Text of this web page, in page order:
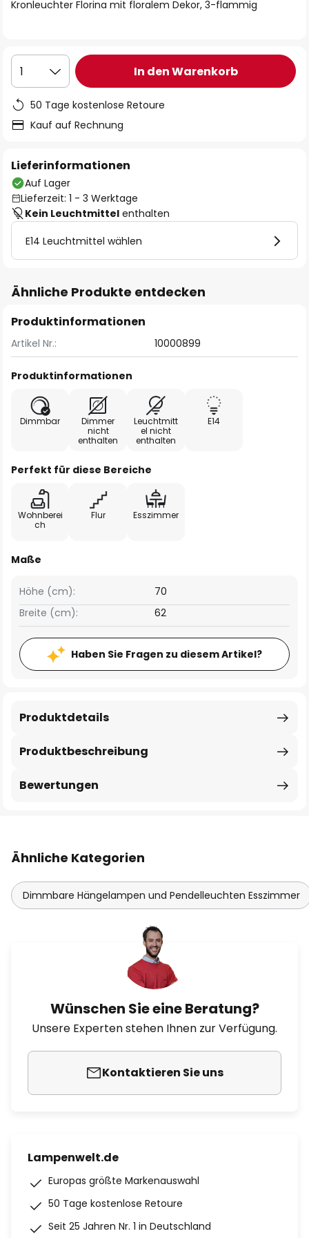
Kronleuchter Florina mit floralem Dekor, 3-flammig
1 In den Warenkorb
50 Tage kostenlose Retoure
Kauf auf Rechnung
Lieferinformationen
Auf Lager
Lieferzeit: 1 - 3 Werktage
Kein Leuchtmittel enthalten
E14 Leuchtmittel wählen
Ähnliche Produkte entdecken
Produktinformationen
Artikel Nr.: 10000899
Produktinformationen
Dimmbar
Dimmer
nicht
enthalten
Leuchtmitt
el nicht
enthalten
E14
Perfekt für diese Bereiche
Wohnberei
ch
Flur Esszimmer
Maße
Breite (cm): 62
Höhe (cm): 70
Haben Sie Fragen zu diesem Artikel?
Produktbeschreibung
Produktdetails
Bewertungen
Ähnliche Kategorien
Dimmbare Hängelampen und Pendelleuchten Esszimmer
Wünschen Sie eine Beratung?
Unsere Experten stehen Ihnen zur Verfügung.
Kontaktieren Sie uns
Lampenwelt.de
Europas größte Markenauswahl
50 Tage kostenlose Retoure
Seit 25 Jahren Nr. 1 in Deutschland